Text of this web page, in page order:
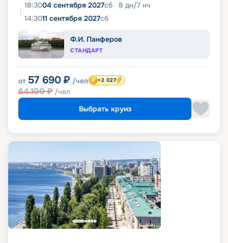
18:3004 сентября 2027сб 8 дн/7 нч
14:3011 сентября 2027сб
Ф.И. Панферов
СТАНДАРТ
от 57 690 ₽ /чел
64 100₽ /чел
+2 027
Выбрать круиз